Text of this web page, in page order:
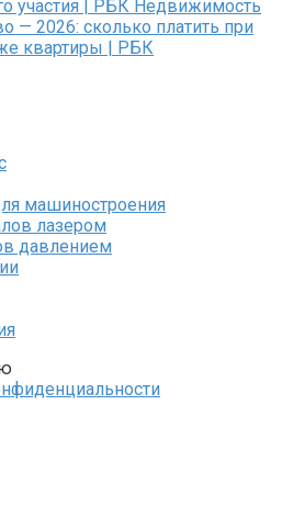
участия | РБК Недвижимость
— 2026: сколько платить при
квартиры | РБК
машиностроения
лазером
давлением